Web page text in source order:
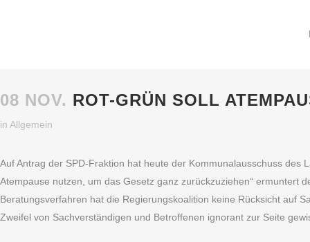
08 NOV. ROT-GRÜN SOLL
in Allgemein
Auf Antrag der SPD-Fraktion hat heute der Kommunalausschuss des
Atempause nutzen, um das Gesetz ganz zurückzuziehen“ ermuntert
Beratungsverfahren hat die Regierungskoalition keine Rücksicht auf
Zweifel von Sachverständigen und Betroffenen ignorant zur Seite